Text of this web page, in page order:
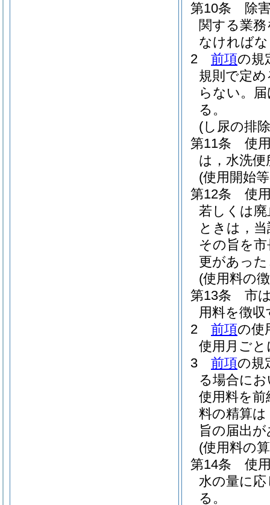
第10条
除
関する業
なければ
2
前項の規
規則で定
らない。
る。
(し尿の排
第11条
使
は，水洗
(使用開始
第12条
使
若しくは
ときは，
その旨を
更があっ
(使用料の
第13条
市
用料を徴
2
前項の使
使用月ご
3
前項の規
る場合に
使用料を
料の精算
旨の届出
(使用料の
第14条
使
水の量に応
る。